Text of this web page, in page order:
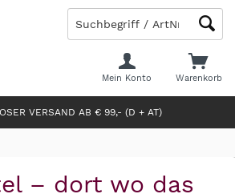
VERSAND AB € 99,- (D + AT)
Warenkorb
Mein Konto
– dort wo das